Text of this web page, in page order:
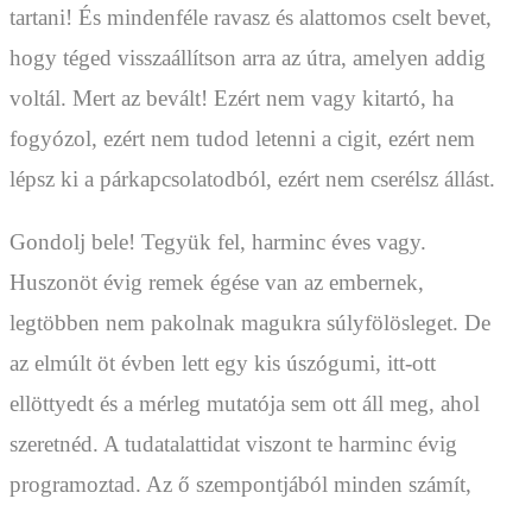
tartani! És mindenféle ravasz és alattomos cselt bevet,
hogy téged visszaállítson arra az útra, amelyen addig
voltál. Mert az bevált! Ezért nem vagy kitartó, ha
fogyózol, ezért nem tudod letenni a cigit, ezért nem
lépsz ki a párkapcsolatodból, ezért nem cserélsz állást.
Gondolj bele! Tegyük fel, harminc éves vagy.
Huszonöt évig remek égése van az embernek,
legtöbben nem pakolnak magukra súlyfölösleget. De
az elmúlt öt évben lett egy kis úszógumi, itt-ott
ellöttyedt és a mérleg mutatója sem ott áll meg, ahol
szeretnéd. A tudatalattidat viszont te harminc évig
programoztad. Az ő szempontjából minden számít,